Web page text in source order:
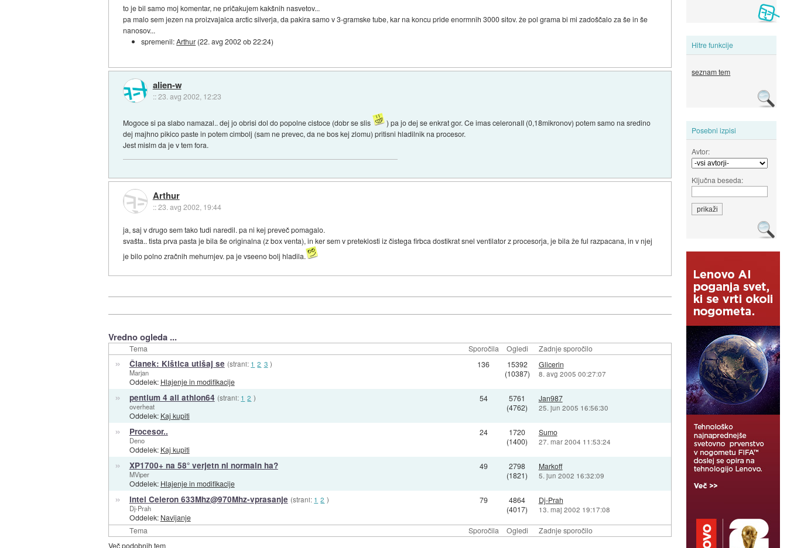
Hitre funkcije
seznam tem
Posebni izpisi
Avtor:
Ključna beseda:
to je bil samo moj komentar, ne pričakujem kakšnih nasvetov...
pa malo sem jezen na proizvajalca arctic silverja, da pakira samo v 3-gramske tube, kar na koncu pride enormnih 3000 sitov. že pol grama bi mi zadoščalo za še in še
nanosov...
spremenil:Arthur (22. avg 2002 ob 22:24)
alien-w
::23. avg 2002, 12:23
Mogoce si pa slabo namazal.. dej jo obrisi dol do popolne cistoce (dobr se slis
) pa jo dej se enkrat gor. Ce imas celeronaII (0,18mikronov) potem samo na sredino
dej majhno pikico paste in potem cimbolj (sam ne prevec, da ne bos kej zlomu) pritisni hladilnik na procesor.
Jest mislm da je v tem fora.
Arthur
::23. avg 2002, 19:44
ja, saj v drugo sem tako tudi naredil. pa ni kej preveč pomagalo.
svašta.. tista prva pasta je bila še originalna (z box venta), in ker sem v preteklosti iz čistega firbca dostikrat snel ventilator z procesorja, je bila že ful razpacana, in v njej
je bilo polno zračnih mehurnjev. pa je vseeno bolj hladila.
Vredno ogleda ...
Tema Sporočila Ogledi Zadnje sporočilo
Tema Sporočila Ogledi Zadnje sporočilo
» Članek: Kištica utišaj se (strani: 1 2 3 )
Marjan
Oddelek: Hlajenje in modifikacije
136
15392
(10387)
Glicerin
8. avg 2005 00:27:07
» pentium 4 ali athlon64 (strani: 1 2 )
overheat
Oddelek: Kaj kupiti
54
5761
(4762)
Jan987
25. jun 2005 16:56:30
» Procesor..
Deno
Oddelek: Kaj kupiti
24
1720
(1400)
Sumo
27. mar 2004 11:53:24
» XP1700+ na 58° verjetn ni normaln ha?
MViper
Oddelek: Hlajenje in modifikacije
49
2798
(1821)
Markoff
5. jun 2002 16:32:09
» Intel Celeron 633Mhz@970Mhz-vprasanje (strani: 1 2 )
Dj-Prah
Oddelek: Navijanje
79
4864
(4017)
Dj-Prah
13. maj 2002 19:17:08
Več podobnih tem